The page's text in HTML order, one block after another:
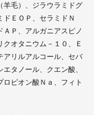
羊毛）、ジラウラミドグ
ドＥＯＰ、セラミドＮ
ＡＰ、アルガニアスピノ
オタニウム－１０、Ｅ
アリルアルコール、セバ
タノール、クエン酸、
ピオン酸Ｎａ、フィト